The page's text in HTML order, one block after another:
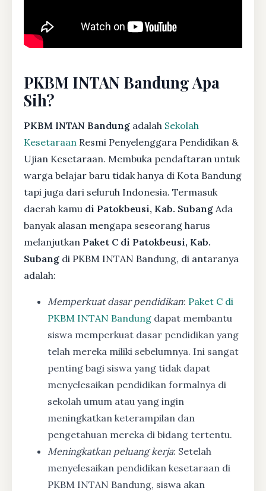
PKBM INTAN Bandung Apa
Sih?
PKBM INTAN Bandung adalah Sekolah
Kesetaraan Resmi Penyelenggara Pendidikan &
Ujian Kesetaraan. Membuka pendaftaran untuk
warga belajar baru tidak hanya di Kota Bandung
tapi juga dari seluruh Indonesia. Termasuk
daerah kamu di Patokbeusi, Kab. Subang Ada
banyak alasan mengapa seseorang harus
melanjutkan Paket C di Patokbeusi, Kab.
Subang di PKBM INTAN Bandung, di antaranya
adalah:
Memperkuat dasar pendidikan: Paket C di
PKBM INTAN Bandung dapat membantu
siswa memperkuat dasar pendidikan yang
telah mereka miliki sebelumnya. Ini sangat
penting bagi siswa yang tidak dapat
menyelesaikan pendidikan formalnya di
sekolah umum atau yang ingin
meningkatkan keterampilan dan
pengetahuan mereka di bidang tertentu.
Meningkatkan peluang kerja: Setelah
menyelesaikan pendidikan kesetaraan di
PKBM INTAN Bandung, siswa akan